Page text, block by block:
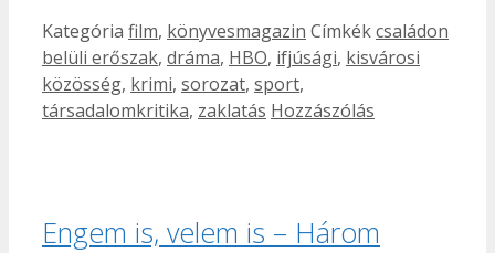
Kategória film, könyvesmagazin Címkékcsaládon
belüli erőszak, dráma, HBO, ifjúsági, kisvárosi
közösség, krimi, sorozat, sport,
társadalomkritika, zaklatás Hozzászólás
Engem is, velem is – Három